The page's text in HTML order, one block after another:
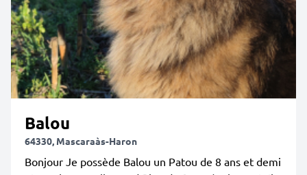
Balou
64330, Mascaraàs-Haron
Bonjour Je possède Balou un Patou de 8 ans et demi